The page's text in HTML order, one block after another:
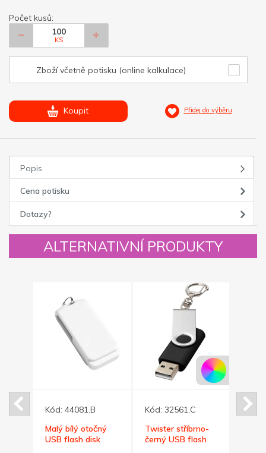
Počet kusů:
KS
Zboží včetně potisku (online kalkulace)
Koupit Přidej do výběru
Popis
Cena potisku
Dotazy?
ALTERNATIVNÍ PRODUKTY
Kód: 44081.B
Malý bílý otočný
USB flash disk
Kód: 32561.C
Twister stříbrno-
černý USB flash
Kód: